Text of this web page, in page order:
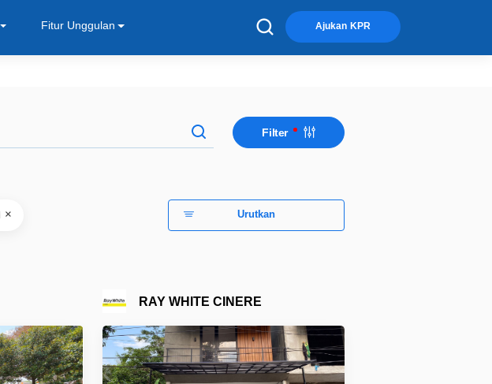
Fitur Unggulan Ajukan KPR
Filter
× Urutkan
RAY WHITE CINERE